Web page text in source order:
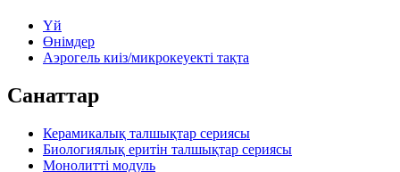
Үй
Өнімдер
Аэрогель киіз/микрокеуекті тақта
Санаттар
Керамикалық талшықтар сериясы
Биологиялық еритін талшықтар сериясы
Монолитті модуль